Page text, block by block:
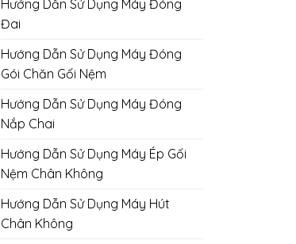
Hướng Dẫn Sử Dụng Máy Đóng
Đai
Hướng Dẫn Sử Dụng Máy Đóng
Gói Chăn Gối Nệm
Hướng Dẫn Sử Dụng Máy Đóng
Nắp Chai
Hướng Dẫn Sử Dụng Máy Ép Gối
Nệm Chân Không
Hướng Dẫn Sử Dụng Máy Hút
Chân Không